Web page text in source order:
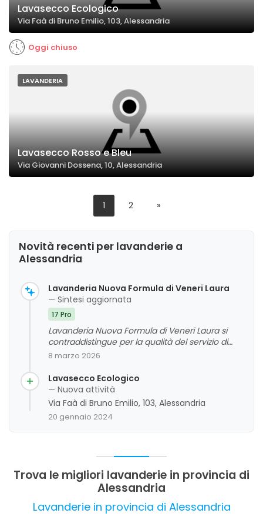
Lavasecco Ecologico
Via Faà di Bruno Emilio, 103, Alessandria
Oggi chiuso
LAVANDERIA
Lavasecco Rosso e Bleu
Via Giovanni Dossena, 10, Alessandria
1 2 »
Novità recenti per lavanderie a
Alessandria
Lavanderia Nuova Formula di Veneri Laura
— Sintesi aggiornata
17 Pro
Lavanderia Nuova Formula di Veneri Laura si
contraddistingue per la qualità del servizio di
lavaggio e cura dei capi, grazie a un personale
l'attenzione ai dettagli, la disponibilità di servizi
aggiuntivi come la stireria e le piccole
riparazioni, e l'innovazione nel trattamento dei
tessuti. La valutazione complessiva è molto
positiva, con commenti ricchi di entusiasmo e
8 marzo 2026
Lavasecco Ecologico
— Nuova attività
Via Faà di Bruno Emilio, 103, Alessandria
20 gennaio 2024
Trova le migliori lavanderie in provincia di
Alessandria
Lavanderie in provincia di Alessandria